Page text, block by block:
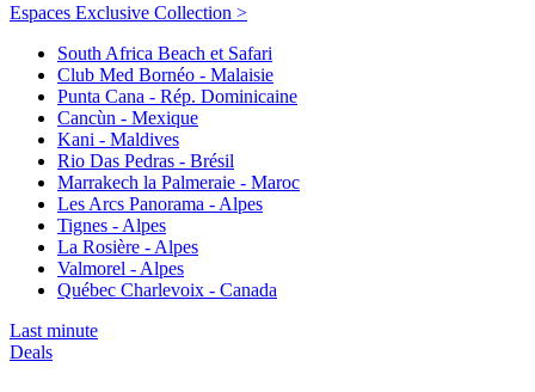
Espaces Exclusive Collection >
South Africa Beach et Safari
Club Med Bornéo - Malaisie
Punta Cana - Rép. Dominicaine
Cancùn - Mexique
Kani - Maldives
Rio Das Pedras - Brésil
Marrakech la Palmeraie - Maroc
Les Arcs Panorama - Alpes
Tignes - Alpes
La Rosière - Alpes
Valmorel - Alpes
Québec Charlevoix - Canada
Last minute
Deals